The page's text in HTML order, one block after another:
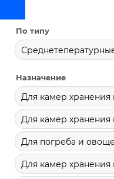
По типу
Назначение
Для камер хранения
Для камер хранения
Для погреба и
Для камер хранения